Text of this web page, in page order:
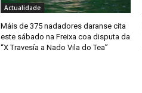
Actualidade
Máis de 375 nadadores daranse cita
este sábado na Freixa coa disputa da
“X Travesía a Nado Vila do Tea”